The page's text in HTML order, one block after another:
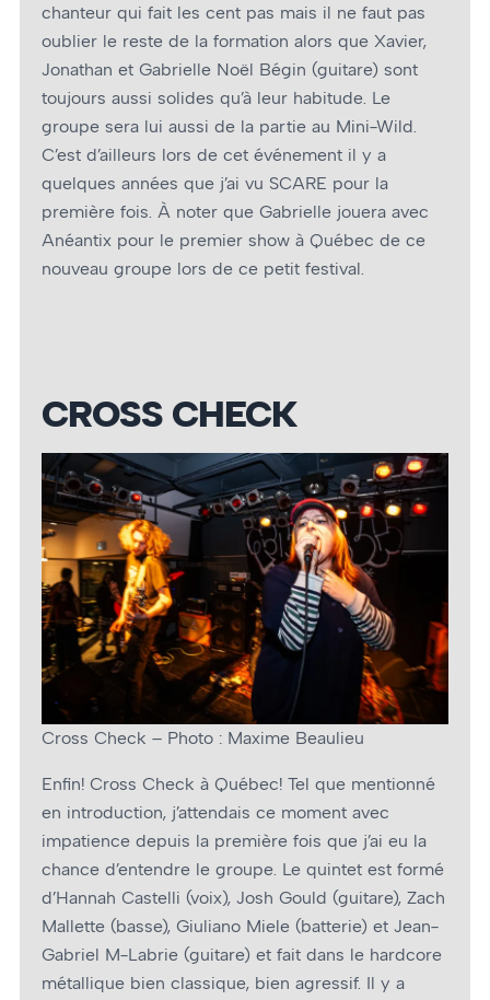
chanteur qui fait les cent pas mais il ne faut pas
oublier le reste de la formation alors que Xavier,
Jonathan et Gabrielle Noël Bégin (guitare) sont
toujours aussi solides qu’à leur habitude. Le
groupe sera lui aussi de la partie au Mini-Wild.
C’est d’ailleurs lors de cet événement il y a
quelques années que j’ai vu SCARE pour la
première fois. À noter que Gabrielle jouera avec
Anéantix pour le premier show à Québec de ce
nouveau groupe lors de ce petit festival.
CROSS CHECK
Cross Check – Photo : Maxime Beaulieu
Enfin! Cross Check à Québec! Tel que mentionné
en introduction, j’attendais ce moment avec
impatience depuis la première fois que j’ai eu la
chance d’entendre le groupe. Le quintet est formé
d’Hannah Castelli (voix), Josh Gould (guitare), Zach
Mallette (basse), Giuliano Miele (batterie) et Jean-
Gabriel M-Labrie (guitare) et fait dans le hardcore
métallique bien classique, bien agressif. Il y a